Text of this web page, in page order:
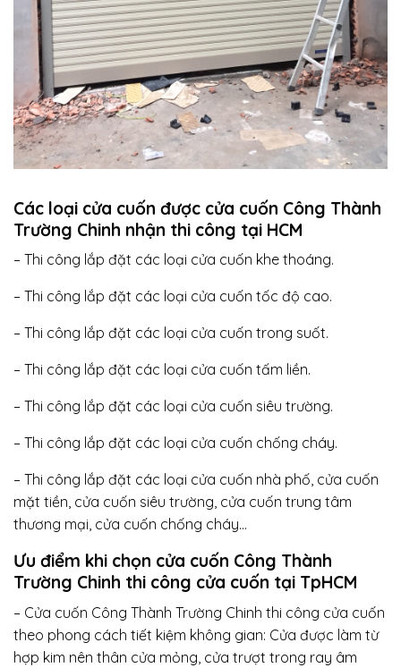
Các loại cửa cuốn được cửa cuốn Công Thành
Trường Chinh nhận thi công tại HCM
– Thi công lắp đặt các loại cửa cuốn khe thoáng.
– Thi công lắp đặt các loại cửa cuốn tốc độ cao.
– Thi công lắp đặt các loại cửa cuốn trong suốt.
– Thi công lắp đặt các loại cửa cuốn tấm liền.
– Thi công lắp đặt các loại cửa cuốn siêu trường.
– Thi công lắp đặt các loại cửa cuốn chống cháy.
– Thi công lắp đặt các loại cửa cuốn nhà phố, cửa cuốn
mặt tiền, cửa cuốn siêu trường, cửa cuốn trung tâm
thương mại, cửa cuốn chống cháy…
Ưu điểm khi chọn cửa cuốn Công Thành
Trường Chinh thi công cửa cuốn tại TpHCM
– Cửa cuốn Công Thành Trường Chinh thi công cửa cuốn
theo phong cách tiết kiệm không gian: Cửa được làm từ
hợp kim nên thân cửa mỏng, cửa trượt trong ray âm